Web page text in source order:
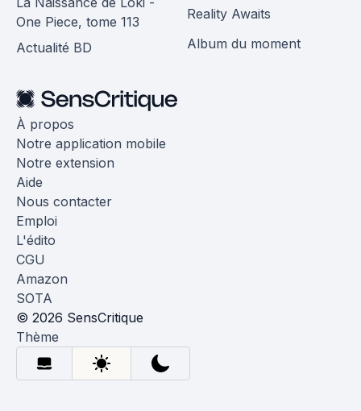
One Piece, tome 113
Actualité BD
Reality Awaits
Album du moment
À propos
Notre application mobile
Notre extension
Aide
Nous contacter
Emploi
L'édito
CGU
Amazon
SOTA
© 2026 SensCritique
Thème